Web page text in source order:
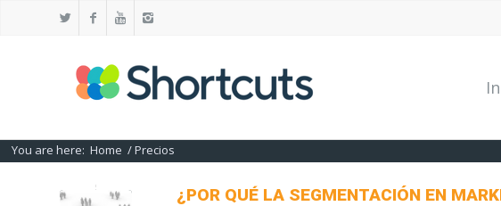
You are here: Home /Precios
¿POR QUÉ LA SEGMENTACIÓN EN